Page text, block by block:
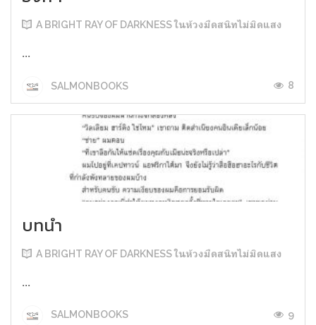
A BRIGHT RAY OF DARKNESS ในห้วงมืดสนิทไม่มิดแสง
...
SALMONBOOKS 8
บทนำ
A BRIGHT RAY OF DARKNESS ในห้วงมืดสนิทไม่มิดแสง
...
SALMONBOOKS 9